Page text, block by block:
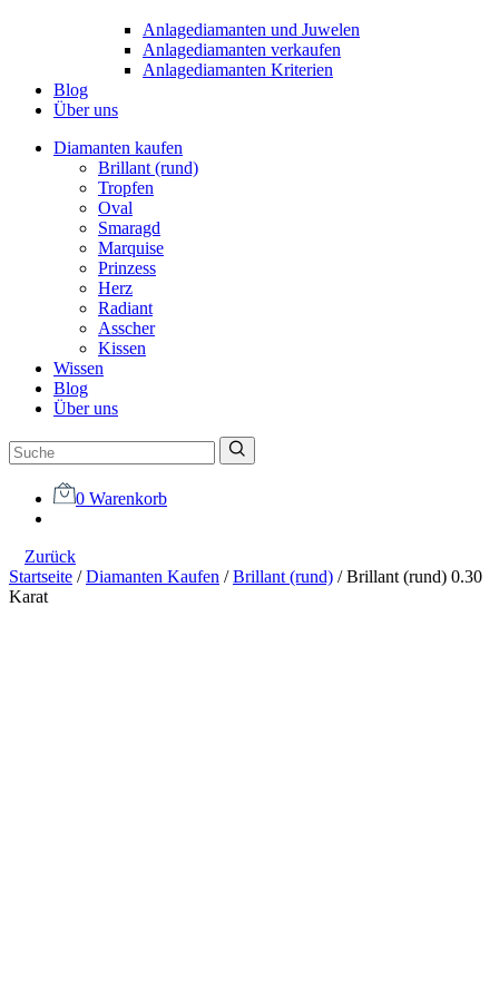
Anlagediamanten und Juwelen
Anlagediamanten verkaufen
Anlagediamanten Kriterien
Blog
Über uns
Diamanten kaufen
Brillant (rund)
Tropfen
Oval
Smaragd
Marquise
Prinzess
Herz
Radiant
Asscher
Kissen
Wissen
Blog
Über uns
0 Warenkorb
Zurück
Startseite /Diamanten Kaufen /Brillant (rund) /Brillant (rund) 0.30
Karat